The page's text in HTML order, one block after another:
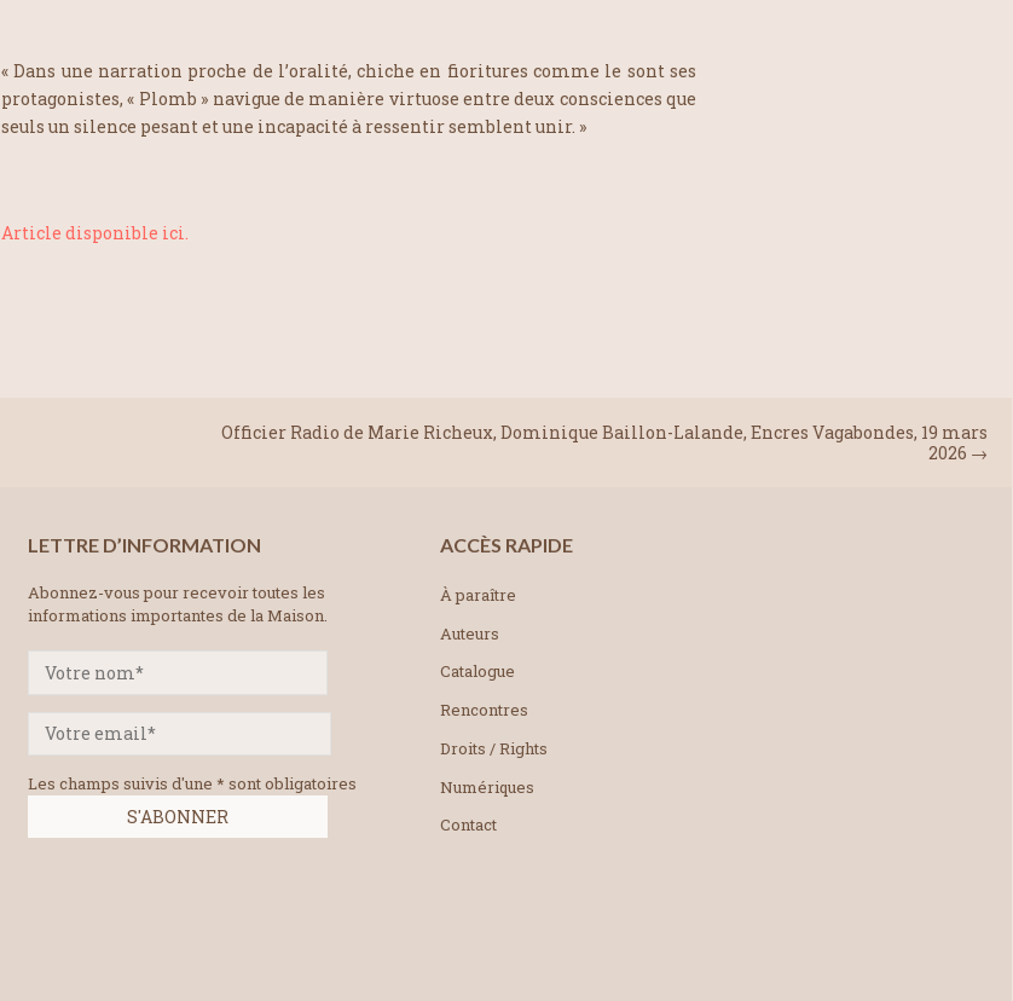
« Dans une narration proche de l’oralité, chiche en fioritures comme le sont ses
protagonistes, « Plomb » navigue de manière virtuose entre deux consciences que
seuls un silence pesant et une incapacité à ressentir semblent unir. »
Article disponible ici.
Officier Radio de Marie Richeux, Dominique Baillon-Lalande, Encres Vagabondes, 19 mars
2026 →
LETTRE D’INFORMATION
Abonnez-vous pour recevoir toutes les
informations importantes de la Maison.
Les champs suivis d'une * sont obligatoires
ACCÈS RAPIDE
À paraître
Auteurs
Catalogue
Rencontres
Droits / Rights
Numériques
Contact